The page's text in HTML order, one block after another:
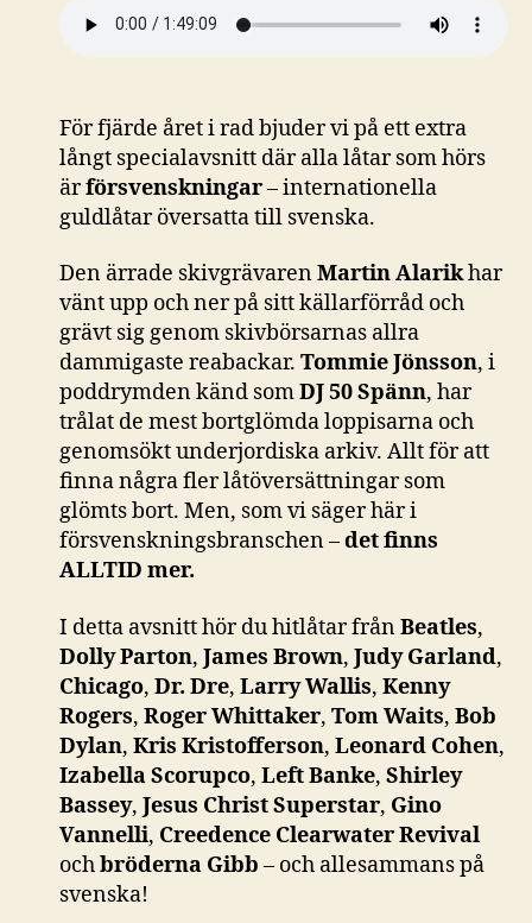
För fjärde året i rad bjuder vi på ett extra
långt specialavsnitt där alla låtar som hörs
ärförsvenskningar– internationella
guldlåtar översatta till svenska.
Den ärrade skivgrävarenMartin Alarikhar
vänt upp och ner på sitt källarförråd och
grävt sig genom skivbörsarnas allra
dammigaste reabackar. Tommie Jönsson, i
poddrymden känd somDJ 50 Spänn, har
trålat de mest bortglömda loppisarna och
genomsökt underjordiska arkiv. Allt för att
finna några fler låtöversättningar som
glömts bort. Men, som vi säger här i
försvenskningsbranschen –det finns
ALLTID mer.
I detta avsnitt hör du hitlåtar frånBeatles,
Dolly Parton, James Brown, Judy Garland,
Chicago, Dr. Dre, Larry Wallis, Kenny
Rogers, Roger Whittaker, Tom Waits, Bob
Dylan, Kris Kristofferson, Leonard Cohen,
Izabella Scorupco, Left Banke, Shirley
Bassey, Jesus Christ Superstar, Gino
Vannelli, Creedence Clearwater Revival
ochbröderna Gibb – och allesammans på
svenska!